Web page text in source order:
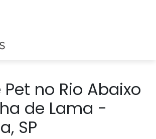
Pet no Rio Abaixo
de Lama -
SP